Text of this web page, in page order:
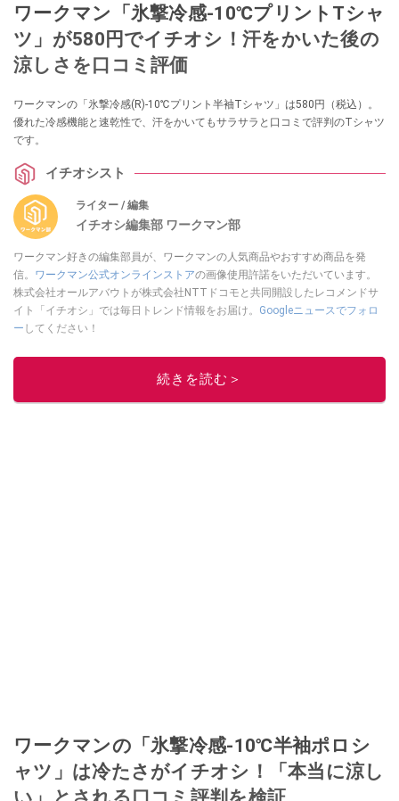
ワークマン「氷撃冷感-10℃プリントTシャ
ツ」が580円でイチオシ！汗をかいた後の
涼しさを口コミ評価
ワークマンの「氷撃冷感(R)-10℃プリント半袖Tシャツ」は580円（税込）。
優れた冷感機能と速乾性で、汗をかいてもサラサラと口コミで評判のTシャツ
です。
イチオシスト
ライター / 編集
イチオシ編集部 ワークマン部
ワークマン好きの編集部員が、ワークマンの人気商品やおすすめ商品を発
信。 ワークマン公式オンラインストアの画像使用許諾をいただいています。
株式会社オールアバウトが株式会社NTTドコモと共同開設したレコメンドサ
イト「イチオシ」では毎日トレンド情報をお届け。 Googleニュースでフォロ
ー してください！
このイチオシストの他の記事を読む
続きを読む＞
ワークマンの「氷撃冷感-10℃半袖ポロシ
ャツ」は冷たさがイチオシ！「本当に涼し